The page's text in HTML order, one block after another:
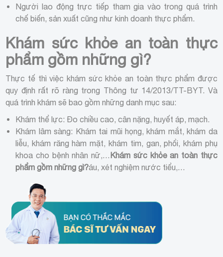
Người lao động trực tiếp tham gia vào trong quá trình
chế biến, sản xuất cũng như kinh doanh thực phẩm.
Khám sức khỏe an toàn thực
phẩm gồm những gì?
Thực tế thì việc khám sức khỏe an toàn thực phẩm được
quy định rất rõ ràng trong Thông tư 14/2013/TT-BYT. Và
quá trình khám sẽ bao gồm những danh mục sau:
Khám thể lực: Đo chiều cao, cân nặng, huyết áp, mạch.
Khám lâm sàng: Khám tai mũi họng, khám mắt, khám da
liễu, khám răng hàm mặt, khám tim, gan, phổi, khám phụ
khoa cho bệnh nhân nữ,… Khám sức khỏe an toàn thực
phẩm gồm những gì?áu, xét nghiệm nước tiểu,…